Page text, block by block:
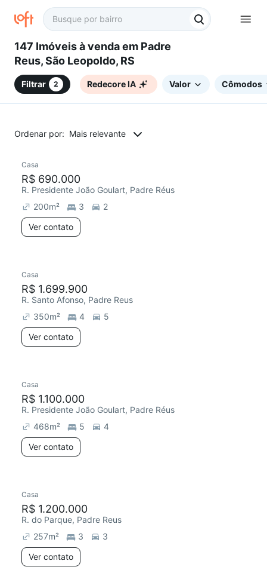
147 Imóveis à venda em Padre
Reus, São Leopoldo, RS
Filtrar 2 Redecore IA Valor Cômodos
Ordenar por: Mais relevante
Casa
R$ 690.000
R. Presidente João Goulart, Padre Réus
200m² 3
2
Ver contato
Chegou este mês
Casa
R$ 1.699.900
R. Santo Afonso, Padre Reus
350m² 4
5
Ver contato
Casa
R$ 1.100.000
R. Presidente João Goulart, Padre Réus
468m² 5
4
Ver contato
Chegou este mês
Casa
R$ 1.200.000
R. do Parque, Padre Reus
257m² 3
3
Ver contato